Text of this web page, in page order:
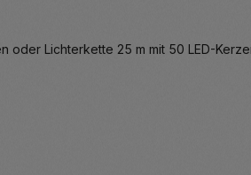
oder Lichterkette 25 m mit 50 LED-